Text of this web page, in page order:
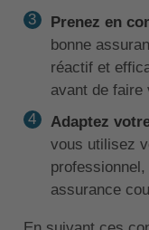
Prenez en
bonne
réactif et
avant de faire
Adaptez
vous utilisez
assurance